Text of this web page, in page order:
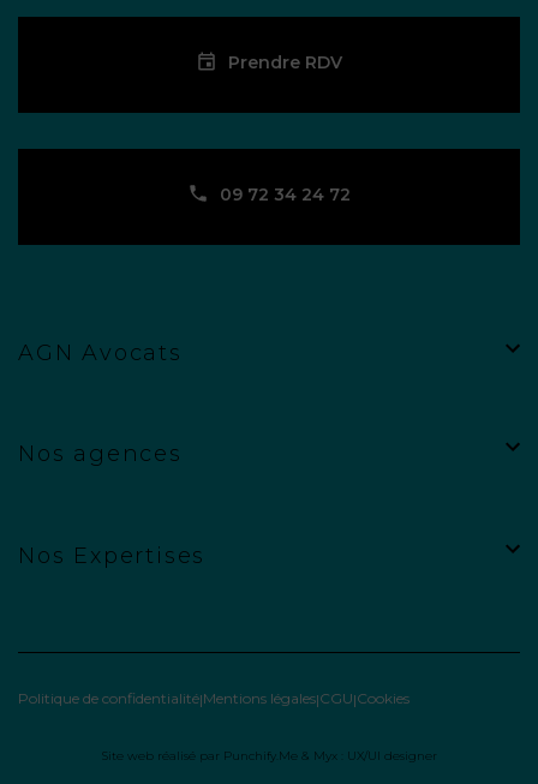
Prendre RDV
09 72 34 24 72
AGN Avocats
Nos agences
Nos Expertises
Politique de confidentialité Mentions légales CGU Cookies
Site web réalisé par Punchify.Me & Myx : UX/UI designer